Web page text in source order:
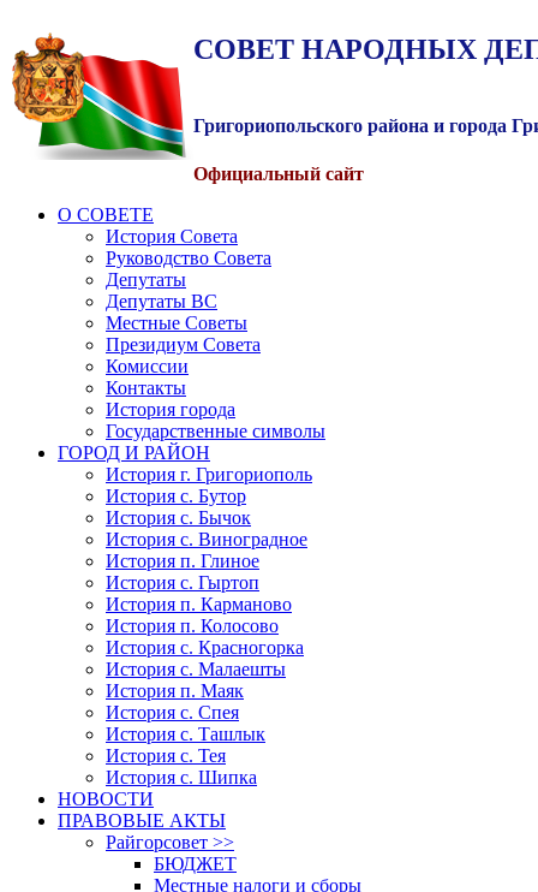
СОВЕТ НАРОДНЫХ
Григориопольского района и города
Официальный сайт
О СОВЕТЕ
История Совета
Руководство Совета
Депутаты
Депутаты ВС
Местные Советы
Президиум Совета
Комиссии
Контакты
История города
Государственные символы
ГОРОД И РАЙОН
История г. Григориополь
История с. Бутор
История с. Бычок
История с. Виноградное
История п. Глиное
История с. Гыртоп
История п. Карманово
История п. Колосово
История с. Красногорка
История с. Малаешты
История п. Маяк
История с. Спея
История с. Ташлык
История с. Тея
История с. Шипка
НОВОСТИ
ПРАВОВЫЕ АКТЫ
Райгорсовет >>
БЮДЖЕТ
Местные налоги и сборы